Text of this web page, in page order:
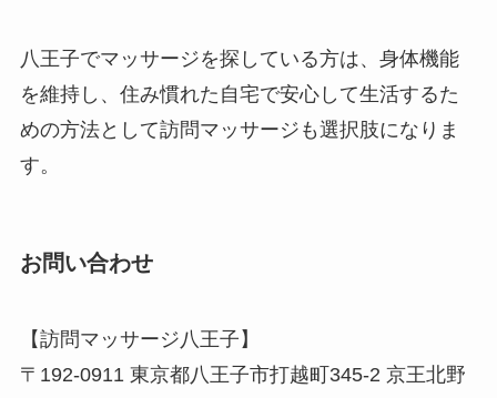
八王子でマッサージを探している方は、身体機能
を維持し、住み慣れた自宅で安心して生活するた
めの方法として訪問マッサージも選択肢になりま
す。
お問い合わせ
【訪問マッサージ八王子】
〒192-0911 東京都八王子市打越町345-2 京王北野